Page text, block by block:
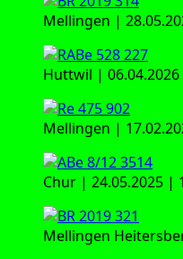
Mellingen |
Huttwil |
Mellingen |
Chur | 24.05.2025 |
Mellingen